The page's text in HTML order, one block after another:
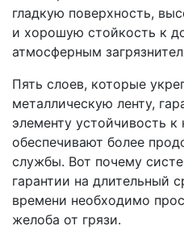
гладкую поверхность,
и хорошую стойкость к
атмосферным
Пять слоев, которые
металлическую ленту,
элементу устойчивость к
обеспечивают более
службы. Вот почему
гарантии на длительный
времени необходимо
желоба от грязи.